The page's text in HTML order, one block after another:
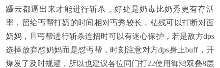
蹑云都逼出来才能进行斩杀，好处是奶毒比奶秀更有存活
率，留给丐帮打奶的时间相对丐秀较长，枯残可以打断对面
奶妈，且丐帮进行斩杀连招时可以有迷心保护，若是敌方dps
选择放弃怼奶妈而是怼丐帮，时刻注意对方dps身上buff，开
爆发了及时规避，所以也建议各位同门打22使用御鸿双叠8层